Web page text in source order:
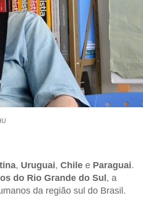
, Uruguai, Chilee Paraguai.
do Rio Grande do Sul, a
da região sul do Brasil.